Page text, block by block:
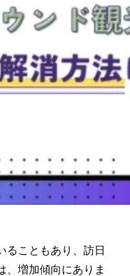
ることもあり、訪日
、増加傾向にありま